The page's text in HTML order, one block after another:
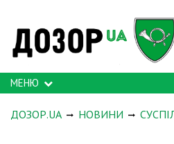
МЕНЮ
ДОЗОР.UA НОВИНИ